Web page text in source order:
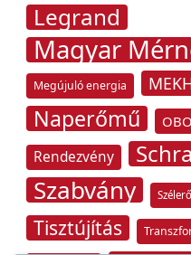
Legrand
Magyar
Megújuló energia
Naperőmű OBO
Rendezvény
Szabvány
Tisztújítás